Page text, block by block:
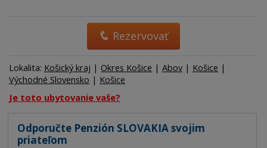
Rezervovať
Lokalita: Košický kraj | Okres Košice | Abov | Košice |
Východné Slovensko | Košice
Je toto ubytovanie vaše?
Odporučte Penzión SLOVAKIA svojim
priateľom